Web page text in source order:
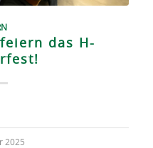
das H-
2025